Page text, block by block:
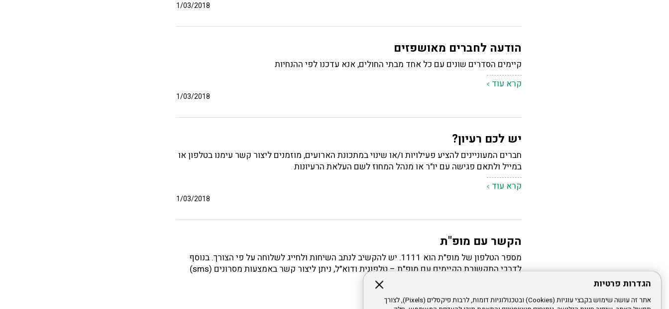
הגדרות פרטיות
אתר זה עושה שימוש בקבצי עוגיות (Cookies) ובטכנולוגיות דומות, לרבות פיקסלים (Pixels), לצורך
1/03/2018
הודעה לחברים מאושפזים
קיימים הסדרים שונים עם כל אחד מבתי החולים, אנא עדכנו לפי ההנחיות
קרא עוד
1/03/2018
יש לכם רעיון?
חברים המעוניינים להציע פעילויות ו/או שינוי במתכונת הארועים, מוזמנים ליצור קשר עימנו בטלפון או
במייל ולתאם פגישה עם יו"ר או מנהל המחוז לשם העלאת הרעיונות
קרא עוד
1/03/2018
הקשר עם מופ"ת
מספר הטלפון של מופ"ת הוא 1111. יש להקשיב לנתב השיחות ולחייג לשלוחה על פי הצורך. בנוסף
לדרכי התקשורת הקיימים עם מופ"ת – טלפונית ודוא"ל, ניתן ליצור קשר באמצעות מסרונים (sms)
קרא עוד